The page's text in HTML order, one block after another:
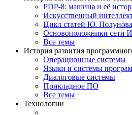
PDP-8: машина и её
Искусственный
Цикл статей Ю.
Основоположники сети
Все темы
История развития
Операционные системы
Языки и системы
Диалоговые системы
Прикладное ПО
Все темы
Технологии